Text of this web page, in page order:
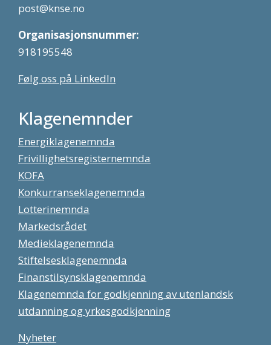
post@knse.no
Organisasjonsnummer:
918195548
Følg oss på LinkedIn
Klagenemnder
Energiklagenemnda
Frivillighetsregisternemnda
KOFA
Konkurranseklagenemnda
Lotterinemnda
Markedsrådet
Medieklagenemnda
Stiftelsesklagenemnda
Finanstilsynsklagenemnda
Klagenemnda for godkjenning av utenlandsk
utdanning og yrkesgodkjenning
Nyheter